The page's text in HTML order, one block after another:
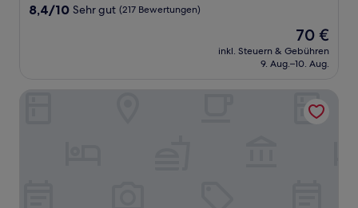
Unterkunft
8.4
Bewertungen)
8,4/10 Sehr gut (217 Bewertungen)
Der
Preis
beträgt
70 €
inkl. Steuern & Gebühren
9. Aug.–10. Aug.